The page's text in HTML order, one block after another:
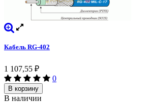
Кабель RG-402
1 107,55 ₽
0
В корзину
В наличии